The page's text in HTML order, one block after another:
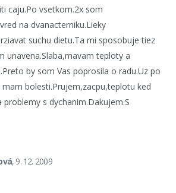
caju.Po vsetkom.2x som
na dvanacterniku.Lieky
suchu dietu.Ta mi sposobuje tiez
unavena.Slaba,mavam teploty a
by som Vas poprosila o radu.Uz po
bolesti.Prujem,zacpu,teplotu ked
problemy s dychanim.Dakujem.S
, 9. 12. 2009